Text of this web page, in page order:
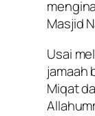
Masjid
Usai
jamaah
Miqat